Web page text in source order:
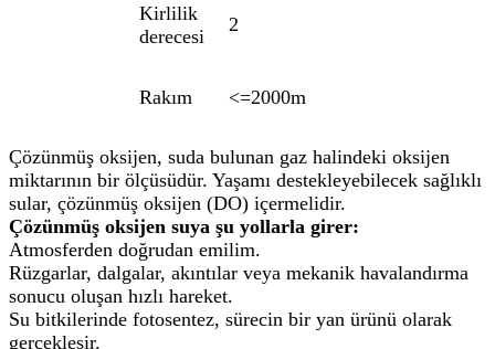
Kirlilik
derecesi
2
Rakım <=2000m
Çözünmüş oksijen, suda bulunan gaz halindeki oksijen
miktarının bir ölçüsüdür. Yaşamı destekleyebilecek sağlıklı
sular, çözünmüş oksijen (DO) içermelidir.
Çözünmüş oksijen suya şu yollarla girer:
Atmosferden doğrudan emilim.
Rüzgarlar, dalgalar, akıntılar veya mekanik havalandırma
sonucu oluşan hızlı hareket.
Su bitkilerinde fotosentez, sürecin bir yan ürünü olarak
gerçekleşir.